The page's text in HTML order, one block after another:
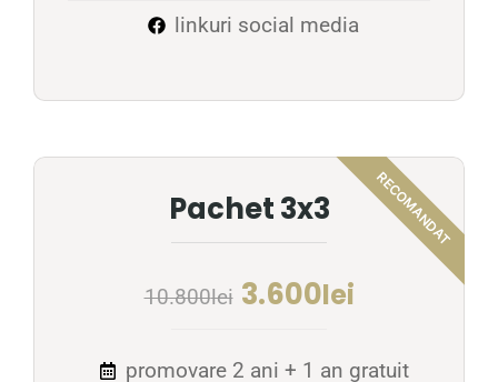
linkuri social media
Pachet 3x3
10.800lei 3.600lei
promovare 2 ani + 1 an gratuit